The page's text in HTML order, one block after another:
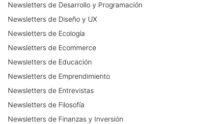
Newsletters de Desarrollo y Programación
Newsletters de Diseño y UX
Newsletters de Ecología
Newsletters de Ecommerce
Newsletters de Educación
Newsletters de Emprendimiento
Newsletters de Entrevistas
Newsletters de Filosofía
Newsletters de Finanzas y Inversión